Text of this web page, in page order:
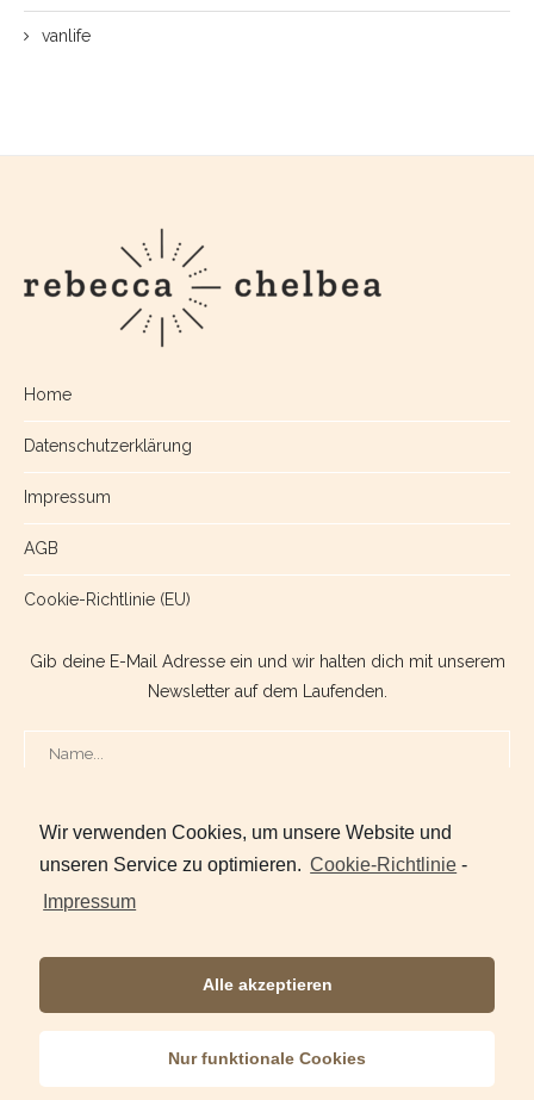
Wir verwenden Cookies, um unsere Website und
unseren Service zu optimieren. Cookie-Richtlinie -
Impressum
Alle akzeptieren
Nur funktionale Cookies
vanlife
Home
Datenschutzerklärung
Impressum
AGB
Cookie-Richtlinie (EU)
Gib deine E-Mail Adresse ein und wir halten dich mit unserem
Newsletter auf dem Laufenden.